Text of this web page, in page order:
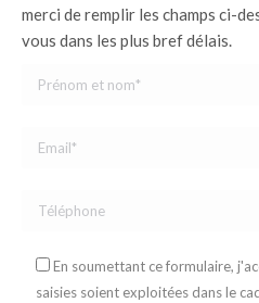
merci de remplir les champs ci-
vous dans les plus bref délais.
En soumettant ce formulaire,
saisies soient exploitées dans le